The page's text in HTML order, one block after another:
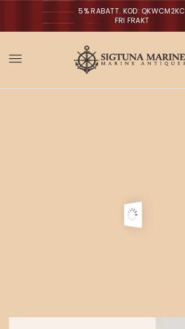
5% RABATT. KOD: QKWCM2KC
FRI FRAKT